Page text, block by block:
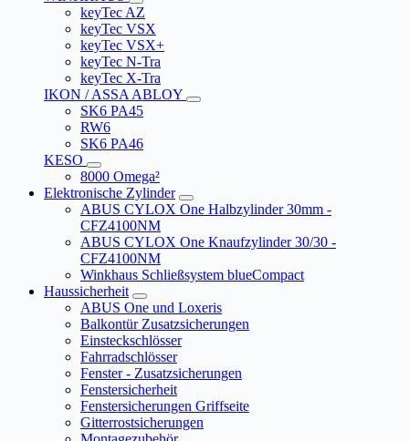
keyTec AZ
keyTec VSX
keyTec VSX+
keyTec N-Tra
keyTec X-Tra
IKON / ASSA ABLOY
SK6 PA45
RW6
SK6 PA46
KESO
8000 Omega²
Elektronische Zylinder
ABUS CYLOX One Halbzylinder 30mm -
CFZ4100NM
ABUS CYLOX One Knaufzylinder 30/30 -
CFZ4100NM
Winkhaus Schließsystem blueCompact
Haussicherheit
ABUS One und Loxeris
Balkontür Zusatzsicherungen
Einsteckschlösser
Fahrradschlösser
Fenster - Zusatzsicherungen
Fenstersicherheit
Fenstersicherungen Griffseite
Gitterrostsicherungen